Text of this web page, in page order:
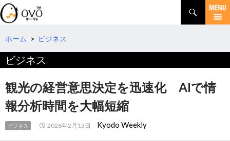
検
索
コ
テ
へ
移
ホーム > ビジネス
ビジネス
観光の経営意思決定を迅速化 AIで情
報分析時間を大幅短縮
ビジネス 2026年2月13日 Kyodo Weekly